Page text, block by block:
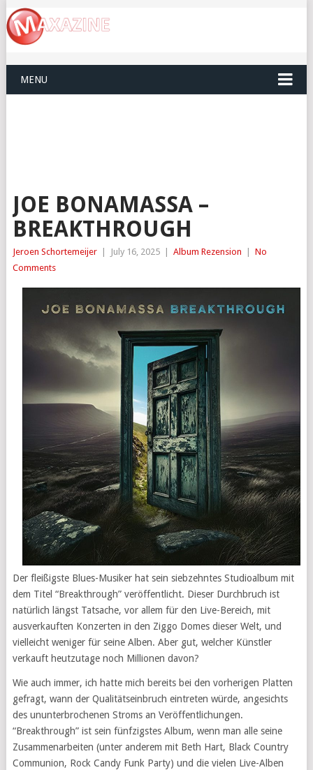
MENU
JOE BONAMASSA –
BREAKTHROUGH
Jeroen Schortemeijer July 16, 2025 Album Rezension
No
Comments
Der fleißigste Blues-Musiker hat sein siebzehntes Studioalbum mit
dem Titel “Breakthrough” veröffentlicht. Dieser Durchbruch ist
natürlich längst Tatsache, vor allem für den Live-Bereich, mit
ausverkauften Konzerten in den Ziggo Domes dieser Welt, und
vielleicht weniger für seine Alben. Aber gut, welcher Künstler
verkauft heutzutage noch Millionen davon?
Wie auch immer, ich hatte mich bereits bei den vorherigen Platten
gefragt, wann der Qualitätseinbruch eintreten würde, angesichts
des ununterbrochenen Stroms an Veröffentlichungen.
“Breakthrough” ist sein fünfzigstes Album, wenn man alle seine
Zusammenarbeiten (unter anderem mit Beth Hart, Black Country
Communion, Rock Candy Funk Party) und die vielen Live-Alben